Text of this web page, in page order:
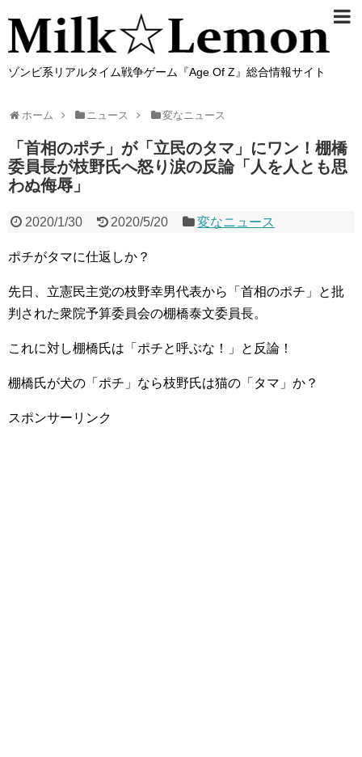
ゾンビ系リアルタイム戦争ゲーム『Age Of Z』総合情報サイト
ホーム ニュース 変なニュース
「首相のポチ」が「立民のタマ」にワン！棚橋
委員長が枝野氏へ怒り涙の反論「人を人とも思
わぬ侮辱」
2020/1/30 2020/5/20 変なニュース
ポチがタマに仕返しか？
先日、立憲民主党の枝野幸男代表から「首相のポチ」と批
判された衆院予算委員会の棚橋泰文委員長。
これに対し棚橋氏は「ポチと呼ぶな！」と反論！
棚橋氏が犬の「ポチ」なら枝野氏は猫の「タマ」か？
スポンサーリンク